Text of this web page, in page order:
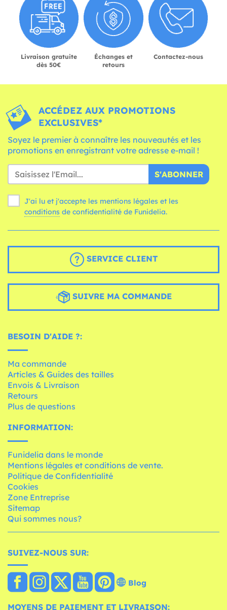
Livraison gratuite
dès 50€
Échanges et
retours
Contactez-nous
ACCÉDEZ AUX PROMOTIONS
EXCLUSIVES*
Soyez le premier à connaître les nouveautés et les
promotions en enregistrant votre adresse e-mail !
S'ABONNER
J'ai lu et j'accepte les mentions légales et les
conditions de confidentialité de Funidelia.
SERVICE CLIENT
SUIVRE MA COMMANDE
BESOIN D'AIDE ?:
Ma commande
Articles & Guides des tailles
Envois & Livraison
Retours
Plus de questions
INFORMATION:
Funidelia dans le monde
Mentions légales et conditions de vente.
Politique de Confidentialité
Cookies
Zone Entreprise
Sitemap
Qui sommes nous?
SUIVEZ-NOUS SUR:
Blog
MOYENS DE PAIEMENT ET LIVRAISON: